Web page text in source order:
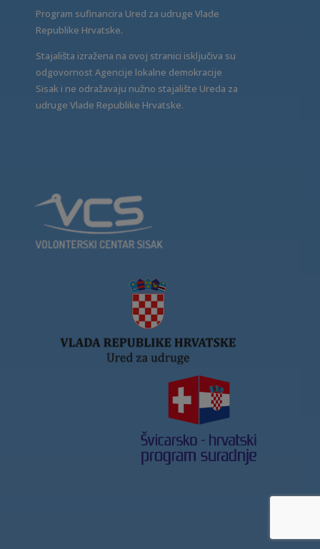
Program sufinancira Ured za udruge Vlade
Republike Hrvatske.
Stajališta izražena na ovoj stranici isključiva su
odgovornost Agencije lokalne demokracije
Sisak i ne odražavaju nužno stajalište Ureda za
udruge Vlade Republike Hrvatske.